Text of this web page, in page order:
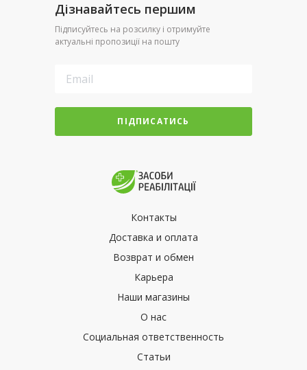
Дізнавайтесь першим
Підписуйтесь на розсилку і отримуйте
актуальні пропозиції на пошту
ПІДПИСАТИСЬ
Контакты
Доставка и оплата
Возврат и обмен
Карьера
Наши магазины
О нас
Социальная ответственность
Статьи